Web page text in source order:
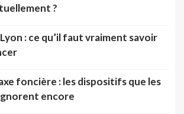
?
: ce qu’il faut vraiment savoir
foncière : les dispositifs que les
encore